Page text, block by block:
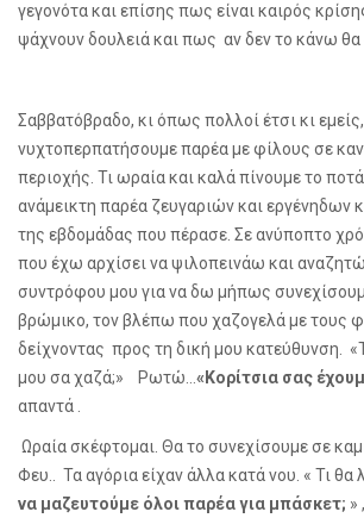
γεγονότα και επίσης πως είναι καιρός
ψάχνουν δουλειά και πως αν δεν το κάνω
Σαββατόβραδο, κι όπως πολλοί έτσι κι
νυχτοπερπατήσουμε παρέα με φίλους σε
περιοχής. Τι ωραία και καλά πίνουμε το
ανάμεικτη παρέα ζευγαριών και εργένηδων
της εβδομάδας που πέρασε. Σε ανύποπτο
που έχω αρχίσει να ψιλοπεινάω και
συντρόφου μου για να δω μήπως
βρώμικο, τον βλέπω που χαζογελά με τους
δείχνοντας προς τη δική μου κατεύθυνση.
μου σα χαζά;» Ρωτώ… «Κορίτσια σας
απαντά .
Ωραία σκέφτομαι. Θα το συνεχίσουμε σε
Φευ.. Τα αγόρια είχαν άλλα κατά νου. « Τι θα
να μαζευτούμε όλοι παρέα για μπάσκετ; »